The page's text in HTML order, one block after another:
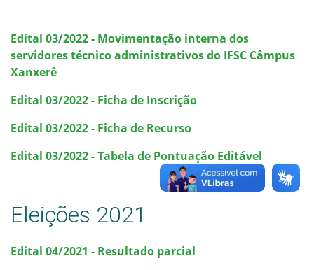
Edital 03/2022 - Movimentação interna dos
servidores técnico administrativos do IFSC Câmpus
Xanxerê
Edital 03/2022 - Ficha de Inscrição
Edital 03/2022 - Ficha de Recurso
Edital 03/2022 - Tabela de Pontuação Editável
Eleições 2021
Edital 04/2021 - Resultado parcial